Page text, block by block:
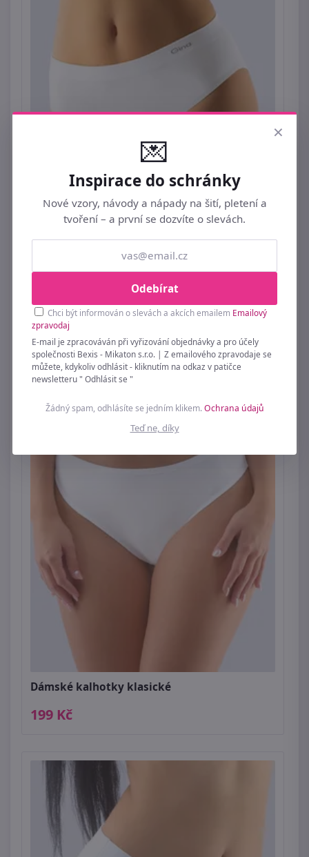
Bezešvé kalhotky MicroBavlna
249 Kč
Dámské kalhotky klasické
199 Kč
×
💌
Inspirace do schránky
Nové vzory, návody a nápady na šití, pletení a
tvoření – a první se dozvíte o slevách.
Odebírat
Chci být informován o slevách a akcích emailem Emailový
zpravodaj
E-mail je zpracováván při vyřizování objednávky a pro účely
společnosti Bexis - Mikaton s.r.o. | Z emailového zpravodaje se
můžete, kdykoliv odhlásit - kliknutím na odkaz v patičce
newsletteru " Odhlásit se "
Žádný spam, odhlásíte se jedním klikem.Ochrana údajů
Teď ne, díky